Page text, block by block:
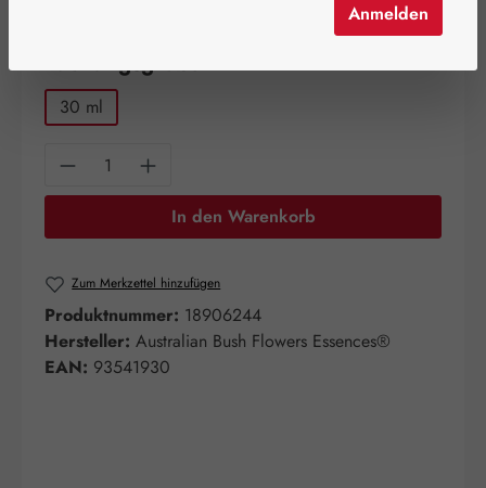
Packungsgrößeauswählen
30 ml
Produkt Anzahl: Gib den gewünschten
In den Warenkorb
Zum Merkzettel hinzufügen
Produktnummer: 18906244
Hersteller: Australian Bush Flowers Essences®
EAN: 93541930
Anmelden